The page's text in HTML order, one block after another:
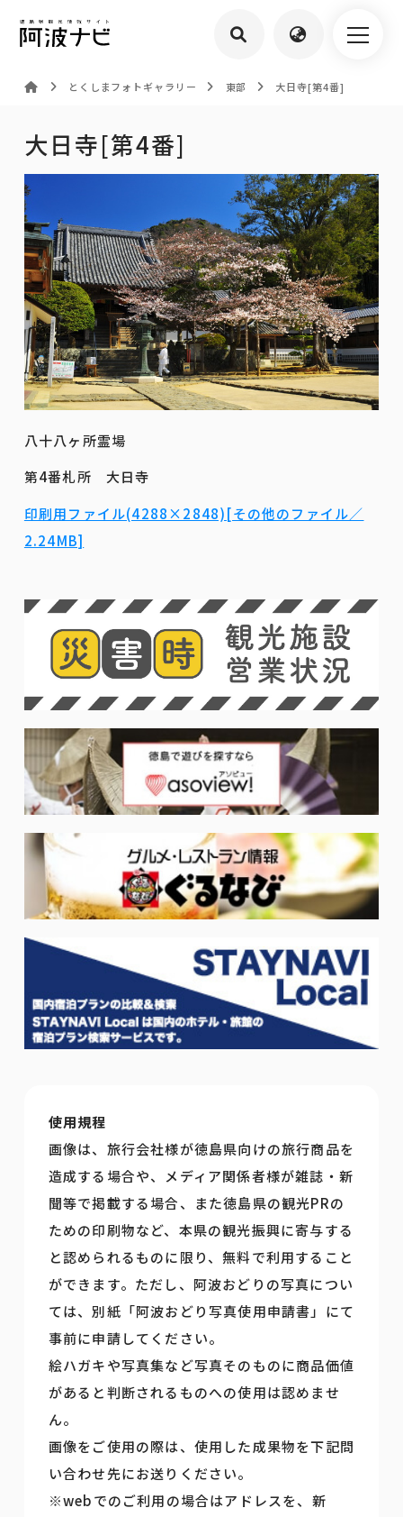
とくしまフォトギャラリー 東部 大日寺[第4番]
大日寺[第4番]
八十八ヶ所霊場
第4番札所 大日寺
印刷用ファイル(4288×2848)[その他のファイル／
2.24MB]
使用規程
画像は、旅行会社様が徳島県向けの旅行商品を
造成する場合や、メディア関係者様が雑誌・新
聞等で掲載する場合、また徳島県の観光PRの
ための印刷物など、本県の観光振興に寄与する
と認められるものに限り、無料で利用すること
ができます。ただし、阿波おどりの写真につい
ては、別紙「阿波おどり写真使用申請書」にて
事前に申請してください。
絵ハガキや写真集など写真そのものに商品価値
があると判断されるものへの使用は認めませ
ん。
画像をご使用の際は、使用した成果物を下記問
い合わせ先にお送りください。
※webでのご利用の場合はアドレスを、新